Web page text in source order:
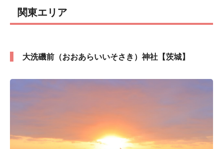
関東エリア
大洗磯前（おおあらいいそさき）神社【茨城】